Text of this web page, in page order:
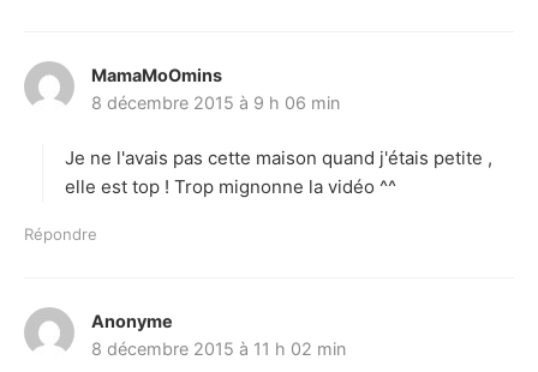
MamaMoOmins
i
:
8 décembre 2015 à 9 h 06 min
Je ne l'avais pas cette maison quand j'étais petite ,
elle est top ! Trop mignonne la vidéo ^^
Répondre
Anonyme
i
8 décembre 2015 à 11 h 02 min